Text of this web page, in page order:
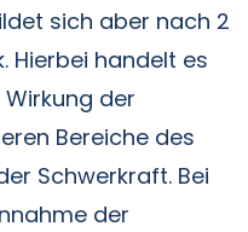
sich aber nach 2
Hierbei handelt es
der
Bereiche des
Schwerkraft. Bei
der